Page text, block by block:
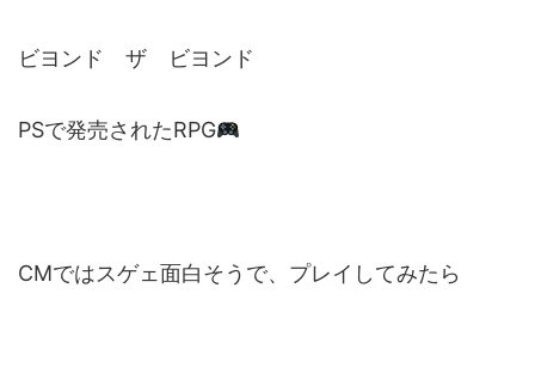
ビヨンド ザ ビヨンド
PSで発売されたRPG
CMではスゲェ面白そうで、プレイしてみたら